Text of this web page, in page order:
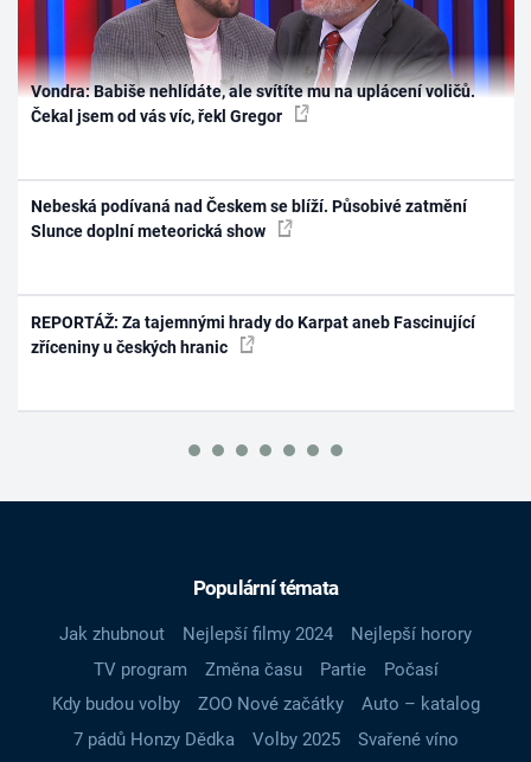
Vondra: Babiše nehlídáte, ale svítíte mu na uplácení voličů.
Čekal jsem od vás víc, řekl Gregor
Nebeská podívaná nad Českem se blíží. Působivé zatmění
Slunce doplní meteorická show
REPORTÁŽ: Za tajemnými hrady do Karpat aneb Fascinující
zříceniny u českých hranic
Populární témata
Jak zhubnout Nejlepší filmy 2024
Nejlepší horory
TV program
Změna času Partie
Počasí
Kdy budou volby
ZOO Nové začátky
Auto – katalog
7 pádů Honzy Dědka
Volby 2025
Svařené víno